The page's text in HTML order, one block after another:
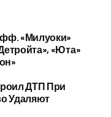
«Милуоки»
«Юта»
ДТП При
Удаляют